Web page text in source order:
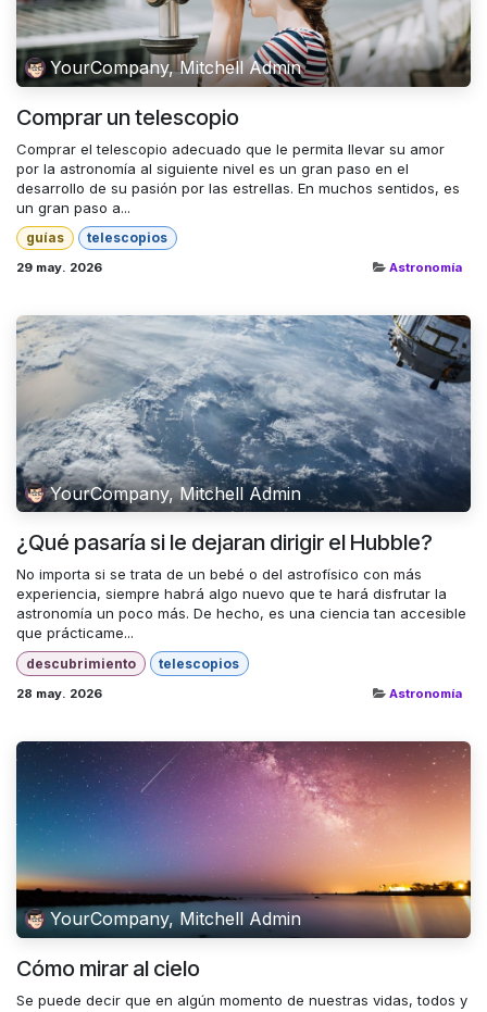
YourCompany, Mitchell Admin
Comprar un telescopio
Comprar el telescopio adecuado que le permita llevar su amor
por la astronomía al siguiente nivel es un gran paso en el
desarrollo de su pasión por las estrellas. En muchos sentidos, es
un gran paso a...
guías telescopios
29 may. 2026 Astronomía
YourCompany, Mitchell Admin
¿Qué pasaría si le dejaran dirigir el Hubble?
No importa si se trata de un bebé o del astrofísico con más
experiencia, siempre habrá algo nuevo que te hará disfrutar la
astronomía un poco más. De hecho, es una ciencia tan accesible
que prácticame...
descubrimiento telescopios
28 may. 2026 Astronomía
YourCompany, Mitchell Admin
Cómo mirar al cielo
Se puede decir que en algún momento de nuestras vidas, todos y